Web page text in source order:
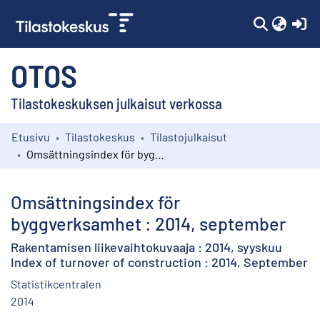
OTOS
Tilastokeskuksen julkaisut verkossa
Kokoelmat
Etusivu Tilastokeskus
Tilastojulkaisut
Omsättningsindex för
byggverksamhet : 2014, september
Rakentamisen liikevaihtokuvaaja : 2014, syyskuu
Index of turnover of construction : 2014, September
Statistikcentralen
2014